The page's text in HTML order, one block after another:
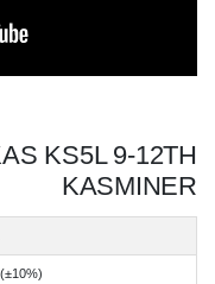
KS5L 9-12TH
KASMINER